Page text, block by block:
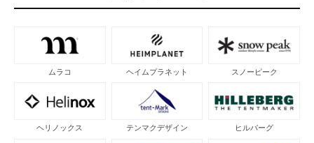
ムラコ ヘイムプラネット スノーピーク
ヘリノックス テンマクデザイン ヒルバーグ